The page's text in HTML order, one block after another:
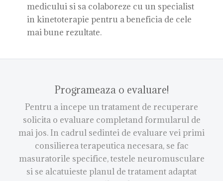
medicului si sa colaboreze cu un specialist
in kinetoterapie pentru a beneficia de cele
mai bune rezultate.
Programeaza o evaluare!
Pentru a incepe un tratament de recuperare
solicita o evaluare completand formularul de
mai jos. In cadrul sedintei de evaluare vei primi
consilierea terapeutica necesara, se fac
masuratorile specifice, testele neuromusculare
si se alcatuieste planul de tratament adaptat